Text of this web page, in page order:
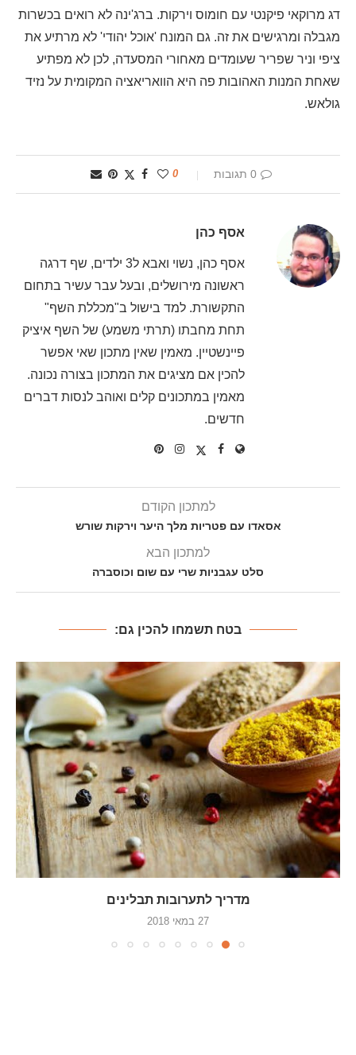
דג מרוקאי פיקנטי עם חומוס וירקות. ברג'ינה לא רואים בכשרות
מגבלה ומרגישים את זה. גם המונח 'אוכל יהודי' לא מרתיע את
ציפי וניר שפריר שעומדים מאחורי המסעדה, לכן לא מפתיע
שאחת המנות האהובות פה היא הוואריאציה המקומית על נזיד
גולאש.
0 תגובות 0
אסף כהן
אסף כהן, נשוי ואבא ל3 ילדים, שף דרגה
ראשונה מירושלים, ובעל עבר עשיר בתחום
התקשורת. למד בישול ב"מכללת השף"
תחת מחבתו (תרתי משמע) של השף איציק
פיינשטיין. מאמין שאין מתכון שאי אפשר
להכין אם מציגים את המתכון בצורה נכונה.
מאמין במתכונים קלים ואוהב לנסות דברים
חדשים.
למתכון הקודם
אסאדו עם פטריות מלך היער וירקות שורש
למתכון הבא
סלט עגבניות שרי עם שום וכוסברה
בטח תשמחו להכין גם:
מדריך לתערובות תבלינים
27 במאי 2018